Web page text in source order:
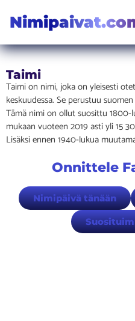
Taimi
Taimi on nimi, joka on yleisesti
keskuudessa. Se perustuu
Tämä nimi on ollut suosittu
mukaan vuoteen 2019 asti yli 15
Lisäksi ennen 1940-lukua
Onnittele
Nimipäivä tänään